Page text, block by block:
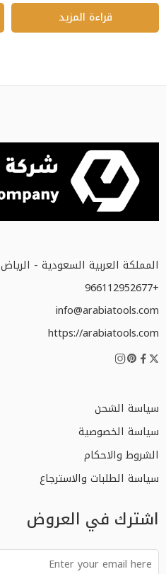
قراءة المزيد
المملكة العربية السعودية - الرياض
+966112952677
info@arabiatools.com
https://arabiatools.com
سياسة الشحن
سياسة الخصوصية
الشروط والاحكام
سياسة الطلبات والاسترجاع
اشترك في العروض